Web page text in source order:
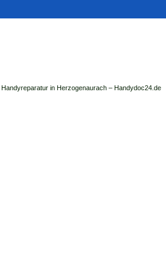
Handyreparatur in Herzogenaurach – Handydoc24.de